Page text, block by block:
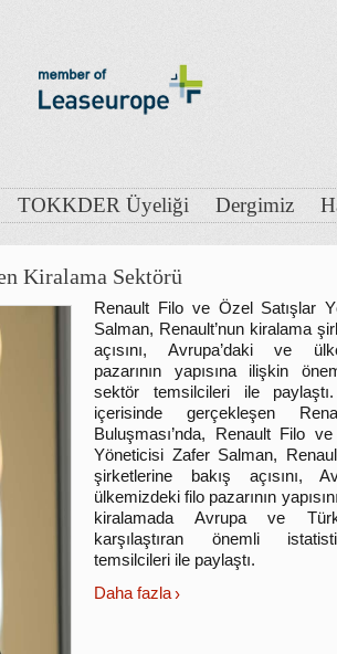
TOKKDER Üyeliği Dergimiz
Kiralama Sektörü
Renault Filo ve Özel Satışlar
Salman, Renault’nun kiralama
açısını, Avrupa’daki ve
pazarının yapısına ilişkin
sektör temsilcileri ile
içerisinde gerçekleşen
Buluşması’nda, Renault Filo
Yöneticisi Zafer Salman,
şirketlerine bakış açısını,
ülkemizdeki filo pazarının
kiralamada Avrupa ve
karşılaştıran önemli
temsilcileri ile paylaştı.
Daha fazla